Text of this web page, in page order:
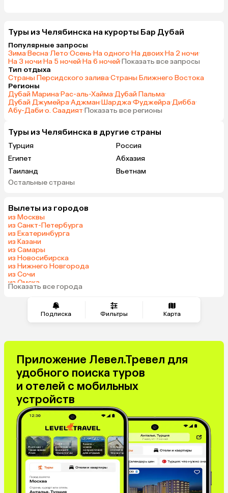
Подписка Фильтры Карта
Туры из Челябинска на курорты Бар Дубай
Популярные запросы
Зима·Весна·Лето·Осень·На одного·На двоих·На 2 ночи·
На 3 ночи·На 5 ночей·На 6 ночей·Показать все запросы
Тип отдыха
Страны Персидского залива·Страны Ближнего Востока
Регионы
Дубай Марина·Рас-аль-Хайма·Дубай Пальма·
Дубай Джумейра·Аджман·Шарджа·Фуджейра·Дибба·
Абу-Даби·о. Саадият·Показать все регионы
Туры из Челябинска в другие страны
Турция
Россия
Египет
Абхазия
Таиланд
Вьетнам
ОАЭ
Шри-Ланка
Азербайджан
Сербия
Киргизия
Саудовская Аравия
Остальные страны
Вылеты из городов
из Москвы
из Санкт-Петербурга
из Екатеринбурга
из Казани
из Самары
из Новосибирска
из Нижнего Новгорода
из Сочи
из Омска
из Красноярска
Показать все города
Приложение Левел.Тревел для
удобного поиска туров
и отелей с мобильных
устройств